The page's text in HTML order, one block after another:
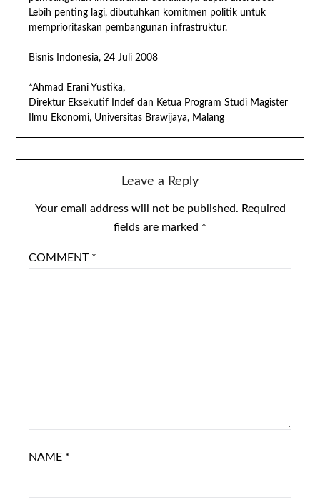
Lebih penting lagi, dibutuhkan komitmen politik untuk
memprioritaskan pembangunan infrastruktur.
Bisnis Indonesia, 24 Juli 2008
*Ahmad Erani Yustika,
Direktur Eksekutif Indef dan Ketua Program Studi Magister
Ilmu Ekonomi, Universitas Brawijaya, Malang
Leave a Reply
Your email address will not be published. Required
fields are marked *
COMMENT *
NAME *